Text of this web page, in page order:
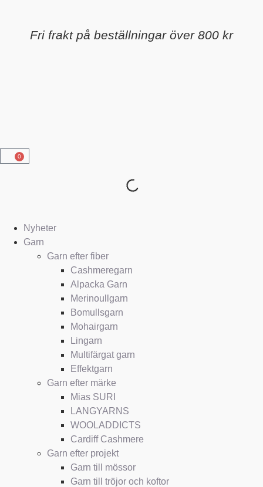
Fri frakt på beställningar över 800 kr
0
Nyheter
Garn
Garn efter fiber
Cashmeregarn
Alpacka Garn
Merinoullgarn
Bomullsgarn
Mohairgarn
Lingarn
Multifärgat garn
Effektgarn
Garn efter märke
Mias SURI
LANGYARNS
WOOLADDICTS
Cardiff Cashmere
Garn efter projekt
Garn till mössor
Garn till tröjor och koftor